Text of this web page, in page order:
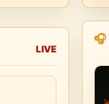
LIVE
🎧